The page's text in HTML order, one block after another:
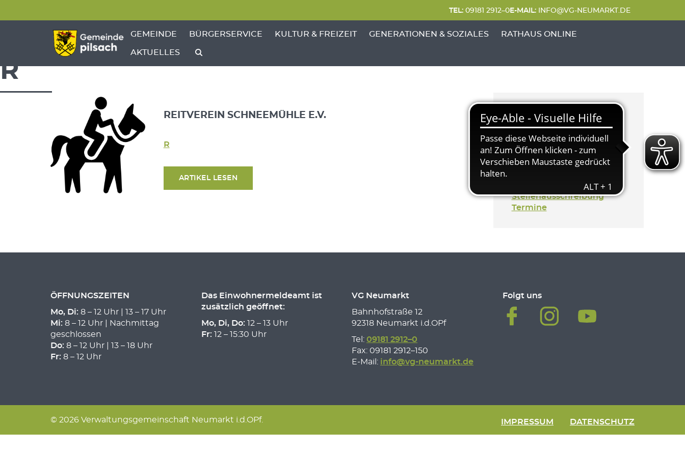
TEL:09181 2912–0E-MAIL:INFO@VG-NEUMARKT.DE
GEMEINDE
ZEIGE MENÜ-UNTERPUNKTE VON 'GEMEINDE'
BÜRGERSERVICE
ZEIGE MENÜ-UNTERPUNKTE VON 'BÜRGERSERVICE'
KULTUR & FREIZEIT GENERATIONEN & SOZIALES RATHAUS ONLINE
AKTUELLES
R
REITVEREIN SCHNEEMÜHLE E.V.
R
ARTIKEL LESEN
Kategorien
Aktuelles
Generation & Soziales
Stellenausschreibung
Termine
ÖFFNUNGSZEITEN
Mo, Di: 8 – 12 Uhr | 13 – 17 Uhr
Mi: 8 – 12 Uhr | Nachmittag
geschlossen
Do: 8 – 12 Uhr | 13 – 18 Uhr
Fr: 8 – 12 Uhr
Das Einwohnermeldeamt ist
zusätzlich geöffnet:
Mo, Di, Do: 12 – 13 Uhr
Fr: 12 – 15:30 Uhr
VG Neumarkt
Bahnhofstraße 12
92318 Neumarkt i.d.OPf
Tel: 09181 2912–0
Fax: 09181 2912–150
E-Mail: info@vg-neumarkt.de
Folgt uns
© 2026 Verwaltungsgemeinschaft Neumarkt i.d.OPf. IMPRESSUM DATENSCHUTZ